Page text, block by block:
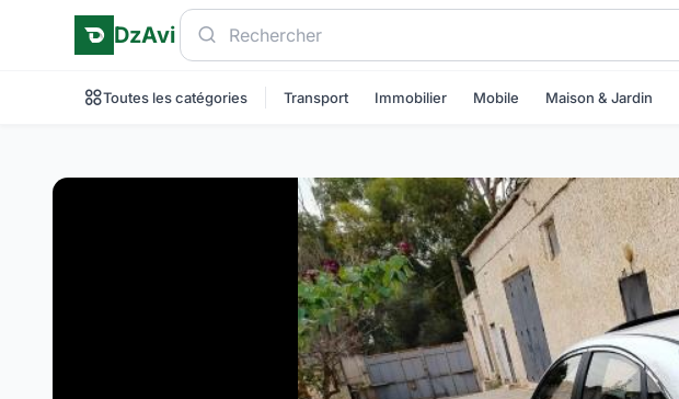
DzAvi
Toutes les catégories Transport Immobilier Mobile Maison & Jardin